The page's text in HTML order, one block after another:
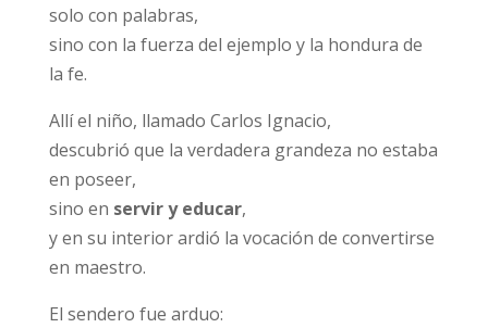
solo con palabras,
sino con la fuerza del ejemplo y la hondura de
la fe.
Allí el niño, llamado Carlos Ignacio,
descubrió que la verdadera grandeza no estaba
en poseer,
sino en servir y educar,
y en su interior ardió la vocación de convertirse
en maestro.
El sendero fue arduo: